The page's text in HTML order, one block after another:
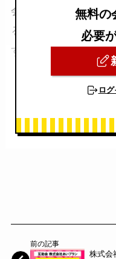
会社は定時株主総会
る義務があり、そ
す。
無料の
必要
ロ
前の記事
株式会